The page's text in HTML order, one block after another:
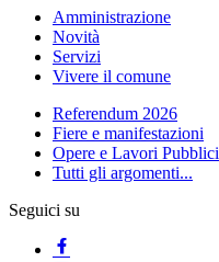
Amministrazione
Novità
Servizi
Vivere il comune
Referendum 2026
Fiere e manifestazioni
Opere e Lavori Pubblici
Tutti gli argomenti...
Seguici su